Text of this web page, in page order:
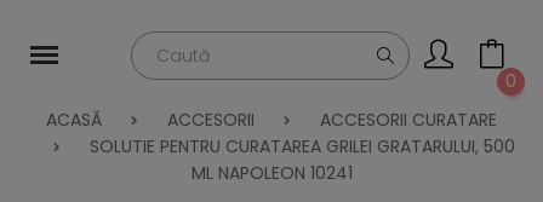
0
ACASĂ
ACCESORII
ACCESORII CURATARE
SOLUTIE PENTRU CURATAREA GRILEI GRATARULUI, 500
ML NAPOLEON 10241